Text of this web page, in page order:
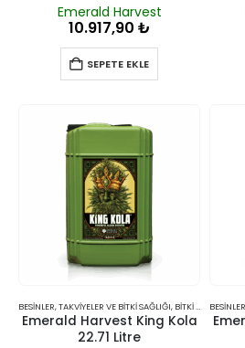
Emerald Harvest
10.917,90 ₺
SEPETE EKLE
BESINLER, TAKVIYELER VE BITKI SAĞLIĞI, BITKI BESINLERI VE TAKVIYELERI
Emerald Harvest King Kola
22.71 Litre